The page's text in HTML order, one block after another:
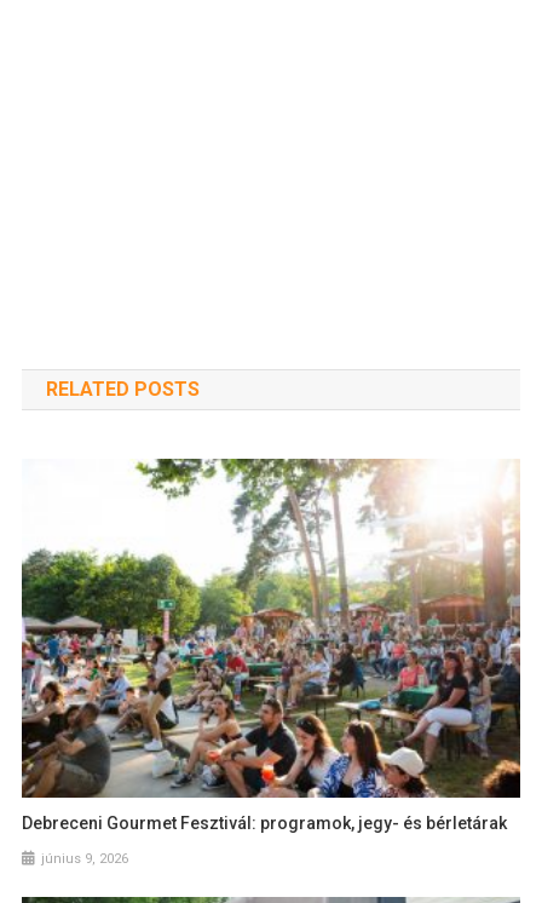
RELATED POSTS
Debreceni Gourmet Fesztivál: programok, jegy- és bérletárak
június 9, 2026